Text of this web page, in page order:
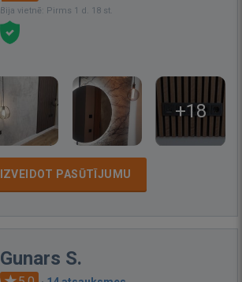
Bija vietnē: Pirms 1 d. 18 st.
+18
IZVEIDOT PASŪTĪJUMU
Gunars S.